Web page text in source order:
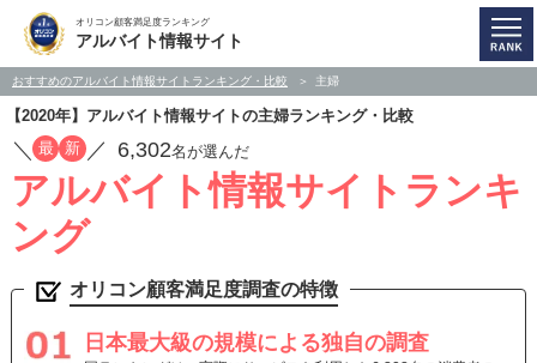
オリコン顧客満足度ランキング
アルバイト情報サイト
おすすめのアルバイト情報サイトランキング・比較 主婦
【2020年】アルバイト情報サイトの主婦ランキング・比較
／ 最 新 ／ 6,302名が選んだ
アルバイト情報サイトランキ
ング
オリコン顧客満足度調査の特徴
日本最大級の規模による独自の調査